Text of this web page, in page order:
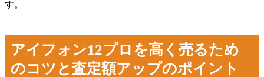
す。
アイフォン12プロを高く売るため
のコツと査定額アップのポイント